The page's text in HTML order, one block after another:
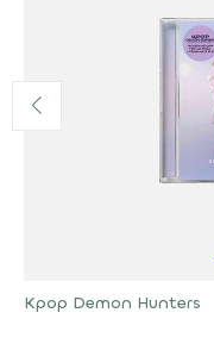
Kpop Demon Hunters